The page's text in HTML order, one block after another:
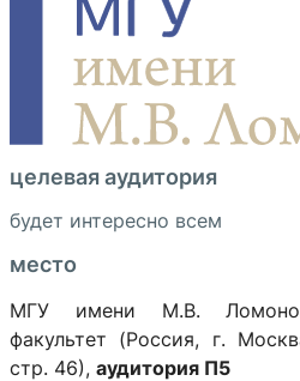
целевая аудитория
будет интересно всем
место
МГУ имени М.В.
факультет (Россия, г.
стр. 46), аудитория П5